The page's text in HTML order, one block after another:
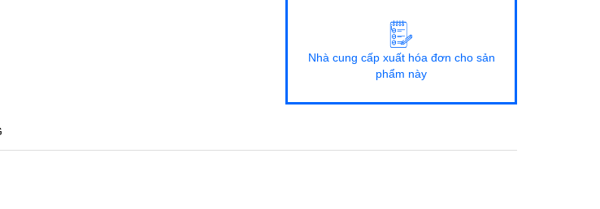
Nhà cung cấp xuất hóa đơn cho sản
phẩm này